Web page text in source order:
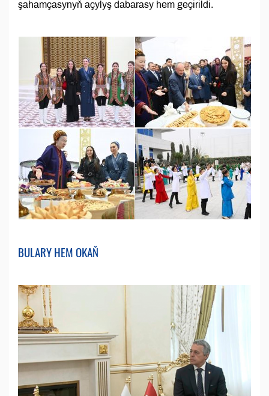
şahamçasynyň açylyş dabarasy hem geçirildi.
BULARY HEM OKAŇ